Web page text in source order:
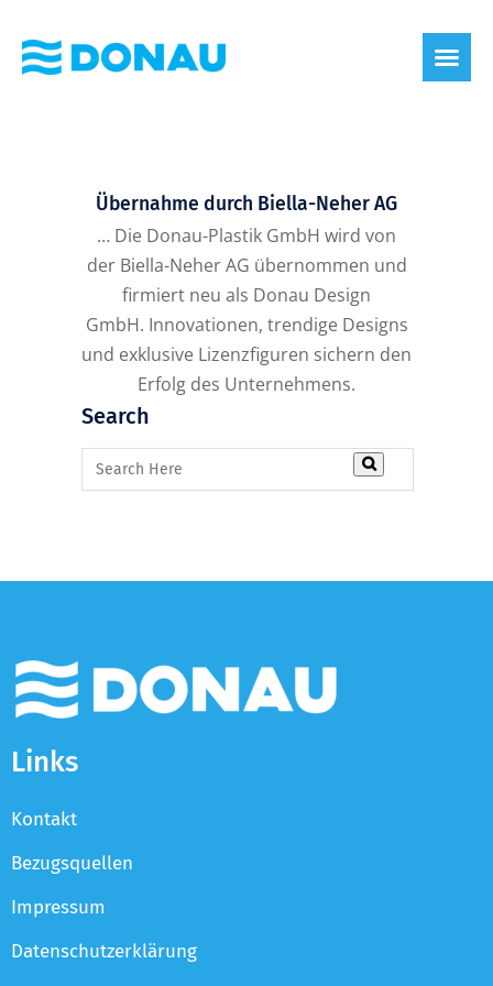
Übernahme durch Biella-Neher AG
… Die Donau-Plastik GmbH wird von
der Biella-Neher AG übernommen und
firmiert neu als Donau Design
GmbH. Innovationen, trendige Designs
und exklusive Lizenzfiguren sichern den
Erfolg des Unternehmens.
Search
Links
Kontakt
Bezugsquellen
Impressum
Datenschutzerklärung